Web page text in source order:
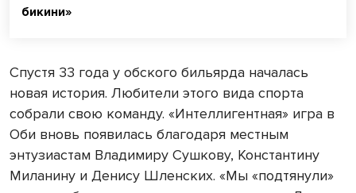
бикини»
Спустя 33 года у обского бильярда началась
новая история. Любители этого вида спорта
собрали свою команду. «Интеллигентная» игра в
Оби вновь появилась благодаря местным
энтузиастам Владимиру Сушкову, Константину
Миланину и Денису Шленских. «Мы «подтянули»